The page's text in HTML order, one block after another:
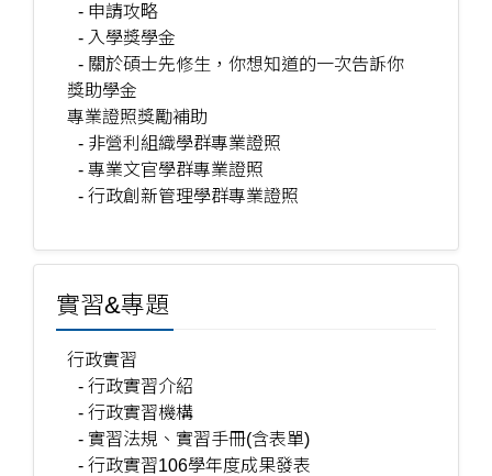
- 申請攻略
- 入學獎學金
- 關於碩士先修生，你想知道的一次告訴你
獎助學金
專業證照獎勵補助
- 非營利組織學群專業證照
- 專業文官學群專業證照
- 行政創新管理學群專業證照
實習&專題
行政實習
- 行政實習介紹
- 行政實習機構
- 實習法規、實習手冊(含表單)
- 行政實習106學年度成果發表